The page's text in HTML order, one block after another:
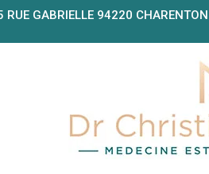
RUE GABRIELLE 94220